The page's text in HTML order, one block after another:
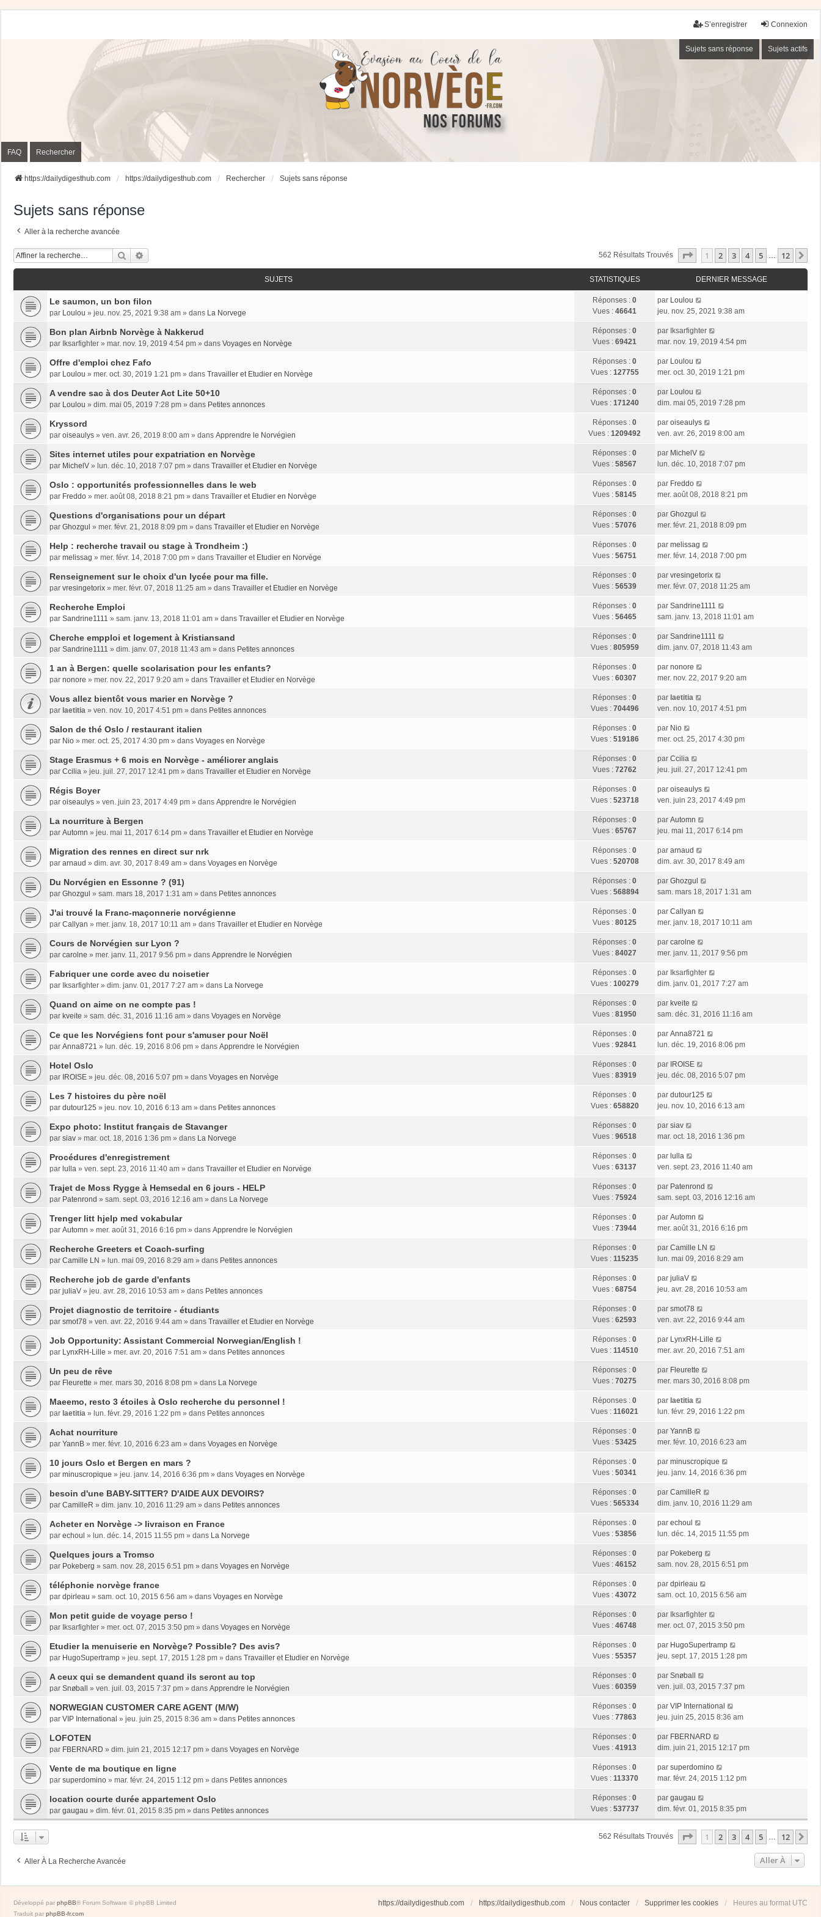
Connexion
S’enregistrer
Sujets sans réponse Sujets actifs
FAQ Rechercher
https://dailydigesthub.com https://dailydigesthub.com Rechercher Sujets sans réponse
Sujets sans réponse
Aller à la recherche avancée
Rechercher 562 Résultats Trouvés Page Sur12
1 2 3 4 5 … 12
SUJETS STATISTIQUES DERNIER MESSAGE
Le saumon, un bon filon
par Loulou » jeu. nov. 25, 2021 9:38 am » dans La Norvege
Réponses : 0
Vues : 46641
par Loulou
jeu. nov. 25, 2021 9:38 am
Bon plan Airbnb Norvège à Nakkerud
par Iksarfighter » mar. nov. 19, 2019 4:54 pm » dans Voyages en Norvège
Réponses : 0
Vues : 69421
par Iksarfighter
mar. nov. 19, 2019 4:54 pm
Offre d'emploi chez Fafo
par Loulou » mer. oct. 30, 2019 1:21 pm » dans Travailler et Etudier en Norvège
Réponses : 0
Vues : 127755
par Loulou
mer. oct. 30, 2019 1:21 pm
A vendre sac à dos Deuter Act Lite 50+10
par Loulou » dim. mai 05, 2019 7:28 pm » dans Petites annonces
Réponses : 0
Vues : 171240
par Loulou
dim. mai 05, 2019 7:28 pm
Kryssord
par oiseaulys » ven. avr. 26, 2019 8:00 am » dans Apprendre le Norvégien
Réponses : 0
Vues : 1209492
par oiseaulys
ven. avr. 26, 2019 8:00 am
Sites internet utiles pour expatriation en Norvège
par MichelV » lun. déc. 10, 2018 7:07 pm » dans Travailler et Etudier en Norvège
Réponses : 0
Vues : 58567
par MichelV
lun. déc. 10, 2018 7:07 pm
Oslo : opportunités professionnelles dans le web
par Freddo » mer. août 08, 2018 8:21 pm » dans Travailler et Etudier en Norvège
Réponses : 0
Vues : 58145
par Freddo
mer. août 08, 2018 8:21 pm
Questions d'organisations pour un départ
par Ghozgul » mer. févr. 21, 2018 8:09 pm » dans Travailler et Etudier en Norvège
Réponses : 0
Vues : 57076
par Ghozgul
mer. févr. 21, 2018 8:09 pm
Help : recherche travail ou stage à Trondheim :)
par melissag » mer. févr. 14, 2018 7:00 pm » dans Travailler et Etudier en Norvège
Réponses : 0
Vues : 56751
par melissag
mer. févr. 14, 2018 7:00 pm
Renseignement sur le choix d'un lycée pour ma fille.
par vresingetorix » mer. févr. 07, 2018 11:25 am » dans Travailler et Etudier en Norvège
Réponses : 0
Vues : 56539
par vresingetorix
mer. févr. 07, 2018 11:25 am
Recherche Emploi
par Sandrine1111 » sam. janv. 13, 2018 11:01 am » dans Travailler et Etudier en Norvège
Réponses : 0
Vues : 56465
par Sandrine1111
sam. janv. 13, 2018 11:01 am
Cherche empploi et logement à Kristiansand
par Sandrine1111 » dim. janv. 07, 2018 11:43 am » dans Petites annonces
Réponses : 0
Vues : 805959
par Sandrine1111
dim. janv. 07, 2018 11:43 am
1 an à Bergen: quelle scolarisation pour les enfants?
par nonore » mer. nov. 22, 2017 9:20 am » dans Travailler et Etudier en Norvège
Réponses : 0
Vues : 60307
par nonore
mer. nov. 22, 2017 9:20 am
Vous allez bientôt vous marier en Norvège ?
par laetitia » ven. nov. 10, 2017 4:51 pm » dans Petites annonces
Réponses : 0
Vues : 704496
par laetitia
ven. nov. 10, 2017 4:51 pm
Salon de thé Oslo / restaurant italien
par Nio » mer. oct. 25, 2017 4:30 pm » dans Voyages en Norvège
Réponses : 0
Vues : 519186
par Nio
mer. oct. 25, 2017 4:30 pm
Stage Erasmus + 6 mois en Norvège - améliorer anglais
par Ccilia » jeu. juil. 27, 2017 12:41 pm » dans Travailler et Etudier en Norvège
Réponses : 0
Vues : 72762
par Ccilia
jeu. juil. 27, 2017 12:41 pm
Régis Boyer
par oiseaulys » ven. juin 23, 2017 4:49 pm » dans Apprendre le Norvégien
Réponses : 0
Vues : 523718
par oiseaulys
ven. juin 23, 2017 4:49 pm
La nourriture à Bergen
par Automn » jeu. mai 11, 2017 6:14 pm » dans Travailler et Etudier en Norvège
Réponses : 0
Vues : 65767
par Automn
jeu. mai 11, 2017 6:14 pm
Migration des rennes en direct sur nrk
par arnaud » dim. avr. 30, 2017 8:49 am » dans Voyages en Norvège
Réponses : 0
Vues : 520708
par arnaud
dim. avr. 30, 2017 8:49 am
Du Norvégien en Essonne ? (91)
par Ghozgul » sam. mars 18, 2017 1:31 am » dans Petites annonces
Réponses : 0
Vues : 568894
par Ghozgul
sam. mars 18, 2017 1:31 am
J'ai trouvé la Franc-maçonnerie norvégienne
par Callyan » mer. janv. 18, 2017 10:11 am » dans Travailler et Etudier en Norvège
Réponses : 0
Vues : 80125
par Callyan
mer. janv. 18, 2017 10:11 am
Cours de Norvégien sur Lyon ?
par carolne » mer. janv. 11, 2017 9:56 pm » dans Apprendre le Norvégien
Réponses : 0
Vues : 84027
par carolne
mer. janv. 11, 2017 9:56 pm
Fabriquer une corde avec du noisetier
par Iksarfighter » dim. janv. 01, 2017 7:27 am » dans La Norvege
Réponses : 0
Vues : 100279
par Iksarfighter
dim. janv. 01, 2017 7:27 am
Quand on aime on ne compte pas !
par kveite » sam. déc. 31, 2016 11:16 am » dans Voyages en Norvège
Réponses : 0
Vues : 81950
par kveite
sam. déc. 31, 2016 11:16 am
Ce que les Norvégiens font pour s'amuser pour Noël
par Anna8721 » lun. déc. 19, 2016 8:06 pm » dans Apprendre le Norvégien
Réponses : 0
Vues : 92841
par Anna8721
lun. déc. 19, 2016 8:06 pm
Hotel Oslo
par IROISE » jeu. déc. 08, 2016 5:07 pm » dans Voyages en Norvège
Réponses : 0
Vues : 83919
par IROISE
jeu. déc. 08, 2016 5:07 pm
Les 7 histoires du père noël
par dutour125 » jeu. nov. 10, 2016 6:13 am » dans Petites annonces
Réponses : 0
Vues : 658820
par dutour125
jeu. nov. 10, 2016 6:13 am
Expo photo: Institut français de Stavanger
par siav » mar. oct. 18, 2016 1:36 pm » dans La Norvege
Réponses : 0
Vues : 96518
par siav
mar. oct. 18, 2016 1:36 pm
Procédures d'enregistrement
par lulla » ven. sept. 23, 2016 11:40 am » dans Travailler et Etudier en Norvège
Réponses : 0
Vues : 63137
par lulla
ven. sept. 23, 2016 11:40 am
Trajet de Moss Rygge à Hemsedal en 6 jours - HELP
par Patenrond » sam. sept. 03, 2016 12:16 am » dans La Norvege
Réponses : 0
Vues : 75924
par Patenrond
sam. sept. 03, 2016 12:16 am
Trenger litt hjelp med vokabular
par Automn » mer. août 31, 2016 6:16 pm » dans Apprendre le Norvégien
Réponses : 0
Vues : 73944
par Automn
mer. août 31, 2016 6:16 pm
Recherche Greeters et Coach-surfing
par Camille LN » lun. mai 09, 2016 8:29 am » dans Petites annonces
Réponses : 0
Vues : 115235
par Camille LN
lun. mai 09, 2016 8:29 am
Recherche job de garde d'enfants
par juliaV » jeu. avr. 28, 2016 10:53 am » dans Petites annonces
Réponses : 0
Vues : 68754
par juliaV
jeu. avr. 28, 2016 10:53 am
Projet diagnostic de territoire - étudiants
par smot78 » ven. avr. 22, 2016 9:44 am » dans Travailler et Etudier en Norvège
Réponses : 0
Vues : 62593
par smot78
ven. avr. 22, 2016 9:44 am
Job Opportunity: Assistant Commercial Norwegian/English !
par LynxRH-Lille » mer. avr. 20, 2016 7:51 am » dans Petites annonces
Réponses : 0
Vues : 114510
par LynxRH-Lille
mer. avr. 20, 2016 7:51 am
Un peu de rêve
par Fleurette » mer. mars 30, 2016 8:08 pm » dans La Norvege
Réponses : 0
Vues : 70275
par Fleurette
mer. mars 30, 2016 8:08 pm
Maeemo, resto 3 étoiles à Oslo recherche du personnel !
par laetitia » lun. févr. 29, 2016 1:22 pm » dans Petites annonces
Réponses : 0
Vues : 116021
par laetitia
lun. févr. 29, 2016 1:22 pm
Achat nourriture
par YannB » mer. févr. 10, 2016 6:23 am » dans Voyages en Norvège
Réponses : 0
Vues : 53425
par YannB
mer. févr. 10, 2016 6:23 am
10 jours Oslo et Bergen en mars ?
par minuscropique » jeu. janv. 14, 2016 6:36 pm » dans Voyages en Norvège
Réponses : 0
Vues : 50341
par minuscropique
jeu. janv. 14, 2016 6:36 pm
besoin d'une BABY-SITTER? D'AIDE AUX DEVOIRS?
par CamilleR » dim. janv. 10, 2016 11:29 am » dans Petites annonces
Réponses : 0
Vues : 565334
par CamilleR
dim. janv. 10, 2016 11:29 am
Acheter en Norvège -> livraison en France
par echoul » lun. déc. 14, 2015 11:55 pm » dans La Norvege
Réponses : 0
Vues : 53856
par echoul
lun. déc. 14, 2015 11:55 pm
Quelques jours a Tromso
par Pokeberg » sam. nov. 28, 2015 6:51 pm » dans Voyages en Norvège
Réponses : 0
Vues : 46152
par Pokeberg
sam. nov. 28, 2015 6:51 pm
téléphonie norvège france
par dpirleau » sam. oct. 10, 2015 6:56 am » dans Voyages en Norvège
Réponses : 0
Vues : 43072
par dpirleau
sam. oct. 10, 2015 6:56 am
Mon petit guide de voyage perso !
par Iksarfighter » mer. oct. 07, 2015 3:50 pm » dans Voyages en Norvège
Réponses : 0
Vues : 46748
par Iksarfighter
mer. oct. 07, 2015 3:50 pm
Etudier la menuiserie en Norvège? Possible? Des avis?
par HugoSupertramp » jeu. sept. 17, 2015 1:28 pm » dans Travailler et Etudier en Norvège
Réponses : 0
Vues : 55357
par HugoSupertramp
jeu. sept. 17, 2015 1:28 pm
A ceux qui se demandent quand ils seront au top
par Snøball » ven. juil. 03, 2015 7:37 pm » dans Apprendre le Norvégien
Réponses : 0
Vues : 60359
par Snøball
ven. juil. 03, 2015 7:37 pm
NORWEGIAN CUSTOMER CARE AGENT (M/W)
par VIP International » jeu. juin 25, 2015 8:36 am » dans Petites annonces
Réponses : 0
Vues : 77863
par VIP International
jeu. juin 25, 2015 8:36 am
LOFOTEN
par FBERNARD » dim. juin 21, 2015 12:17 pm » dans Voyages en Norvège
Réponses : 0
Vues : 41913
par FBERNARD
dim. juin 21, 2015 12:17 pm
Vente de ma boutique en ligne
par superdomino » mar. févr. 24, 2015 1:12 pm » dans Petites annonces
Réponses : 0
Vues : 113370
par superdomino
mar. févr. 24, 2015 1:12 pm
location courte durée appartement Oslo
par gaugau » dim. févr. 01, 2015 8:35 pm » dans Petites annonces
Réponses : 0
Vues : 537737
par gaugau
dim. févr. 01, 2015 8:35 pm
562 Résultats Trouvés Page Sur12
1 2 3 4 5 … 12
Aller À La Recherche Avancée Aller À
https://dailydigesthub.com https://dailydigesthub.com Nous contacter Supprimer les cookies Heures au format UTC
Développé par phpBB® Forum Software © phpBB Limited
Traduit par phpBB-fr.com